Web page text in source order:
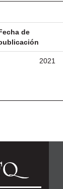
de
2021